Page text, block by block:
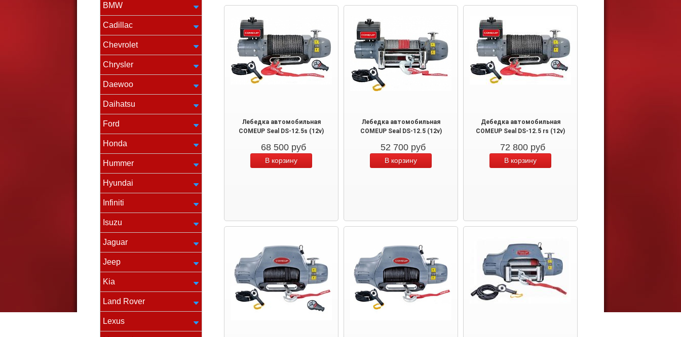
BMW
Cadillac
Chevrolet
Chrysler
Daewoo
Daihatsu
Ford
Honda
Hummer
Hyundai
Infiniti
Isuzu
Jaguar
Jeep
Kia
Land Rover
Lexus
Лебедка автомобильная
COMEUP Seal DS-12.5s (12v)
68 500 руб
Лебедка автомобильная
COMEUP Seal DS-12.5 (12v)
52 700 руб
Дебедка автомобильная
COMEUP Seal DS-12.5 rs (12v)
72 800 руб